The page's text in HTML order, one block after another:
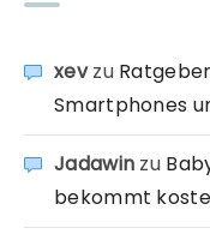
xevzu
Smartphones
Jadawin zu
bekommt